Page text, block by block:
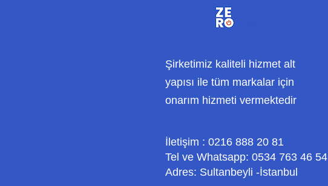
Şirketimiz kaliteli hizmet alt
yapısı ile tüm markalar için
onarım hizmeti vermektedir
İletişim : 0216 888 20 81
Tel ve Whatsapp: 0534 763 46 54
Adres: Sultanbeyli -İstanbul